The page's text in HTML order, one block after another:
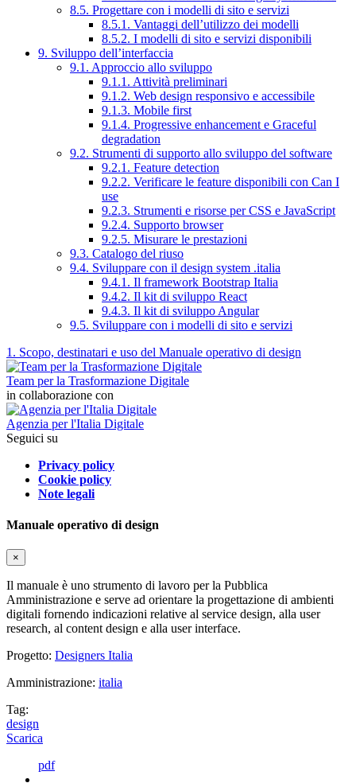
8.5. Progettare con i modelli di sito e servizi
8.5.1. Vantaggi dell’utilizzo dei modelli
8.5.2. I modelli di sito e servizi disponibili
9. Sviluppo dell’interfaccia
9.1. Approccio allo sviluppo
9.1.1. Attività preliminari
9.1.2. Web design responsivo e accessibile
9.1.3. Mobile first
9.1.4. Progressive enhancement e Graceful
degradation
9.2. Strumenti di supporto allo sviluppo del software
9.2.1. Feature detection
9.2.2. Verificare le feature disponibili con Can I
use
9.2.3. Strumenti e risorse per CSS e JavaScript
9.2.4. Supporto browser
9.2.5. Misurare le prestazioni
9.3. Catalogo del riuso
9.4. Sviluppare con il design system .italia
9.4.1. Il framework Bootstrap Italia
9.4.2. Il kit di sviluppo React
9.4.3. Il kit di sviluppo Angular
9.5. Sviluppare con i modelli di sito e servizi
1. Scopo, destinatari e uso del Manuale operativo di design
Team per la Trasformazione Digitale
in collaborazione con
Agenzia per l'Italia Digitale
Seguici su
Privacy policy
Cookie policy
Note legali
Manuale operativo di design
×
Il manuale è uno strumento di lavoro per la Pubblica
Amministrazione e serve ad orientare la progettazione di ambienti
digitali fornendo indicazioni relative al service design, alla user
research, al content design e alla user interface.
Progetto: Designers Italia
Amministrazione: italia
Tag:
design
Scarica
pdf